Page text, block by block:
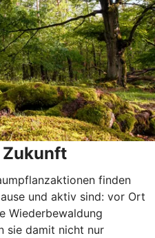
Zukunft
finden
und aktiv sind: vor Ort
Wiederbewaldung
sie damit nicht nur